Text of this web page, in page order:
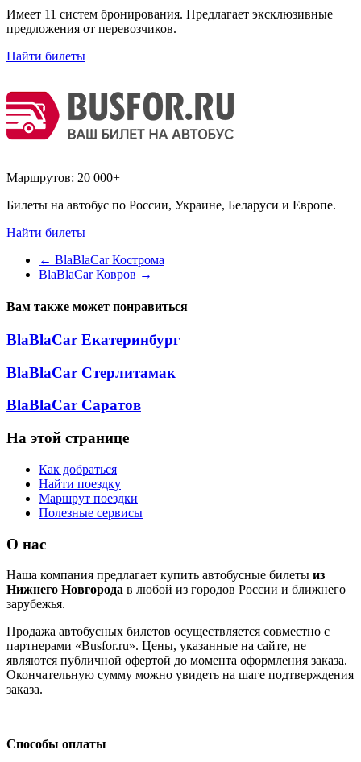
Имеет 11 систем бронирования. Предлагает эксклюзивные
предложения от перевозчиков.
Найти билеты
Маршрутов: 20 000+
Билеты на автобус по России, Украине, Беларуси и Европе.
Найти билеты
← BlaBlaCar Кострома
BlaBlaCar Ковров →
Вам также может понравиться
BlaBlaCar Екатеринбург
BlaBlaCar Стерлитамак
BlaBlaCar Саратов
На этой странице
Как добраться
Найти поездку
Маршрут поездки
Полезные сервисы
О нас
Наша компания предлагает купить автобусные билеты из
Нижнего Новгорода в любой из городов России и ближнего
зарубежья.
Продажа автобусных билетов осуществляется совместно с
партнерами «Busfor.ru». Цены, указанные на сайте, не
являются публичной офертой до момента оформления заказа.
Окончательную сумму можно увидеть на шаге подтверждения
заказа.
Способы оплаты